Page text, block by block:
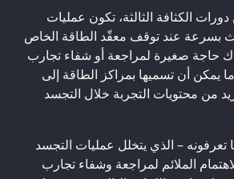
الكثافة الثالثة، تكون عمليات
بسرعة عند توقف معقّد الطاقة الخاص
حاجة صغيرة لمراجعة أو شفاء تجارب
يمكن أن تسميها بمراكز الطاقة إلى
من محتويات التجربة خلال التجسد
تعرفونه – الذي يتخلل عمليات التجسد
الملائم لمراجعة وشفاء تجارب